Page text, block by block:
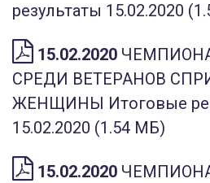
результаты 15.02.2020
15.02.2020
СРЕДИ ВЕТЕРАНОВ
ЖЕНЩИНЫ Итоговые
15.02.2020 (1.54 МБ)
15.02.2020